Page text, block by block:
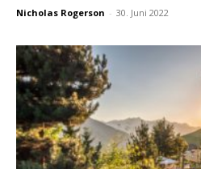
Nicholas Rogerson - 30. Juni 2022